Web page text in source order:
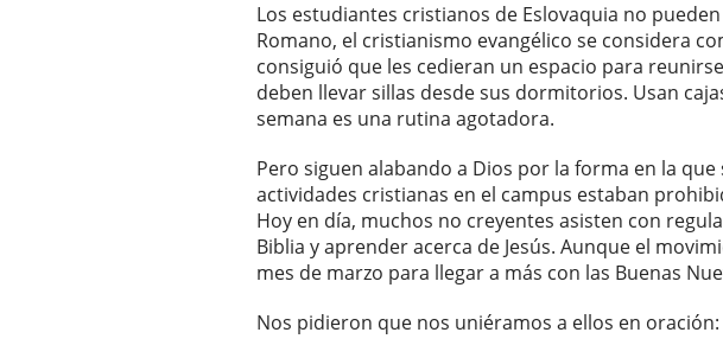
Los estudiantes cristianos de Eslovaquia no
Romano, el cristianismo evangélico se considera
consiguió que les cedieran un espacio para
deben llevar sillas desde sus dormitorios. Usan
semana es una rutina agotadora.
Pero siguen alabando a Dios por la forma en la
actividades cristianas en el campus estaban
Hoy en día, muchos no creyentes asisten con
Biblia y aprender acerca de Jesús. Aunque el
mes de marzo para llegar a más con las Buenas
Nos pidieron que nos uniéramos a ellos en oración: